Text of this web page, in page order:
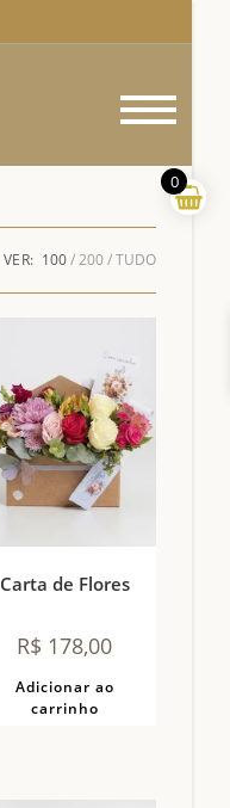
Menu
VER: 100 200 TUDO
Carta de Flores
R$ 178,00
Adicionar ao
carrinho
0